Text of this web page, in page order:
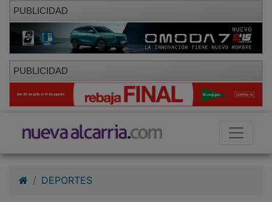
PUBLICIDAD
PUBLICIDAD
DEPORTES